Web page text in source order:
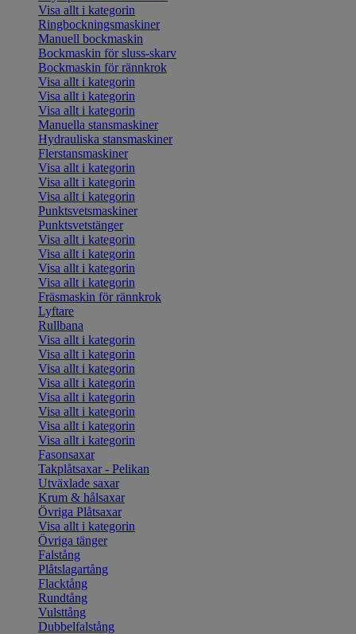
Visa allt i kategorin
Ringbockningsmaskiner
Manuell bockmaskin
Bockmaskin för sluss-skarv
Bockmaskin för rännkrok
Visa allt i kategorin
Visa allt i kategorin
Visa allt i kategorin
Manuella stansmaskiner
Hydrauliska stansmaskiner
Flerstansmaskiner
Visa allt i kategorin
Visa allt i kategorin
Visa allt i kategorin
Punktsvetsmaskiner
Punktsvetstänger
Visa allt i kategorin
Visa allt i kategorin
Visa allt i kategorin
Visa allt i kategorin
Fräsmaskin för rännkrok
Lyftare
Rullbana
Visa allt i kategorin
Visa allt i kategorin
Visa allt i kategorin
Visa allt i kategorin
Visa allt i kategorin
Visa allt i kategorin
Visa allt i kategorin
Visa allt i kategorin
Fasonsaxar
Takplåtsaxar - Pelikan
Utväxlade saxar
Krum & hålsaxar
Övriga Plåtsaxar
Visa allt i kategorin
Övriga tänger
Falstång
Plåtslagartång
Flacktång
Rundtång
Vulsttång
Dubbelfalstång